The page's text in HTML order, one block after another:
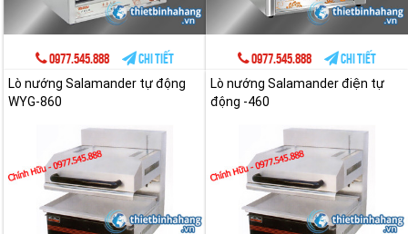
0977.545.888 Chi tiết 0977.545.888
Chi tiết
Lò nướng Salamander tự động
WYG-860
Lò nướng Salamander điện tự
động -460